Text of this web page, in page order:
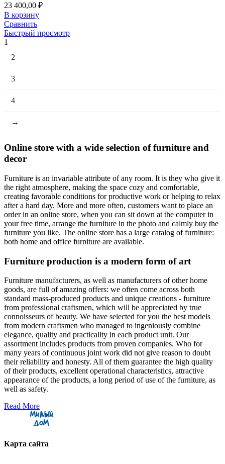
23 400,00 ₽
В корзину
Сравнить
Быстрый просмотр
1
2
3
4
→
Online store with a wide selection of furniture and
decor
Furniture is an invariable attribute of any room. It is they who give it
the right atmosphere, making the space cozy and comfortable,
creating favorable conditions for productive work or helping to relax
after a hard day. More and more often, customers want to place an
order in an online store, when you can sit down at the computer in
your free time, arrange the furniture in the photo and calmly buy the
furniture you like. The online store has a large catalog of furniture:
both home and office furniture are available.
Furniture production is a modern form of art
Furniture manufacturers, as well as manufacturers of other home
goods, are full of amazing offers: we often come across both
standard mass-produced products and unique creations - furniture
from professional craftsmen, which will be appreciated by true
connoisseurs of beauty. We have selected for you the best models
from modern craftsmen who managed to ingeniously combine
elegance, quality and practicality in each product unit. Our
assortment includes products from proven companies. Who for
many years of continuous joint work did not give reason to doubt
their reliability and honesty. All of them guarantee the high quality
of their products, excellent operational characteristics, attractive
appearance of the products, a long period of use of the furniture, as
well as safety.
Read More
Карта сайта